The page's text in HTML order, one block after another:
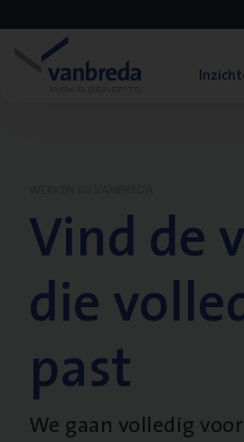
Vind de
die
past
We gaan volledig